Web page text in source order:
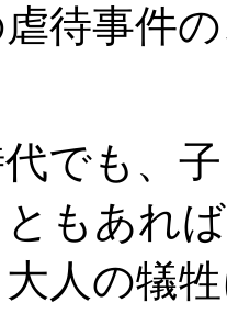
待事件
でも、
もあれ
人の犠